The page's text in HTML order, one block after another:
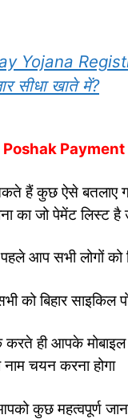
Yojana
सीधा खाते में?
हैं कुछ ऐसे बतलाए
का जो पेमेंट
आप सभी लोगों को
को बिहार साइकिल
ही आपके मोबाइल
नाम चयन करना होगा
कुछ महत्वपूर्ण